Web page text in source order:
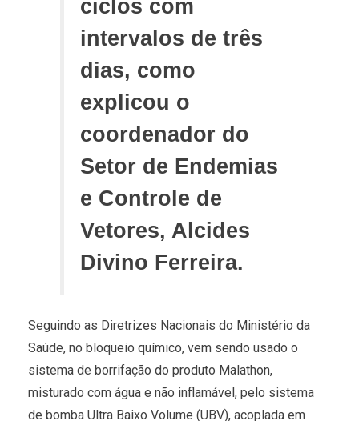
ciclos com
intervalos de três
dias, como
explicou o
coordenador do
Setor de Endemias
e Controle de
Vetores, Alcides
Divino Ferreira.
Seguindo as Diretrizes Nacionais do Ministério da
Saúde, no bloqueio químico, vem sendo usado o
sistema de borrifação do produto Malathon,
misturado com água e não inflamável, pelo sistema
de bomba Ultra Baixo Volume (UBV), acoplada em